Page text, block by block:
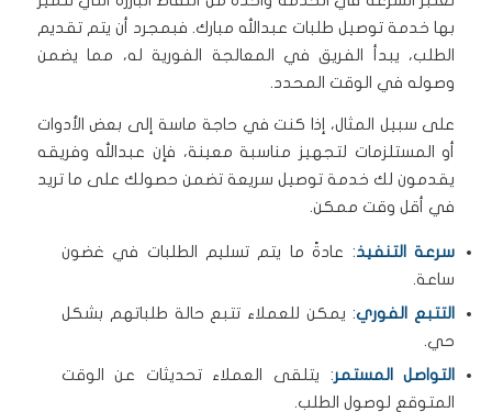
بها خدمة توصيل طلبات عبدالله مبارك. فبمجرد أن يتم تقديم
الطلب، يبدأ الفريق في المعالجة الفورية له، مما يضمن
وصوله في الوقت المحدد.
على سبيل المثال، إذا كنت في حاجة ماسة إلى بعض الأدوات
أو المستلزمات لتجهيز مناسبة معينة، فإن عبدالله وفريقه
يقدمون لك خدمة توصيل سريعة تضمن حصولك على ما تريد
في أقل وقت ممكن.
سرعة التنفيذ: عادةً ما يتم تسليم الطلبات في غضون
ساعة.
التتبع الفوري: يمكن للعملاء تتبع حالة طلباتهم بشكل
حي.
التواصل المستمر: يتلقى العملاء تحديثات عن الوقت
المتوقع لوصول الطلب.